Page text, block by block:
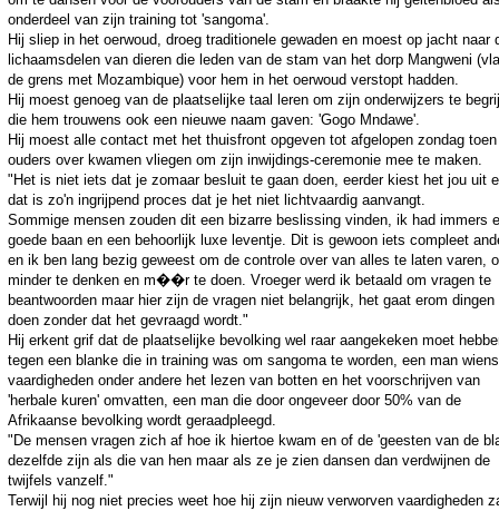
onderdeel van zijn training tot 'sangoma'.
Hij sliep in het oerwoud, droeg traditionele gewaden en moest op jacht naar
lichaamsdelen van dieren die leden van de stam van het dorp Mangweni
de grens met Mozambique) voor hem in het oerwoud verstopt hadden.
Hij moest genoeg van de plaatselijke taal leren om zijn onderwijzers te
die hem trouwens ook een nieuwe naam gaven: 'Gogo Mndawe'.
Hij moest alle contact met het thuisfront opgeven tot afgelopen zondag
ouders over kwamen vliegen om zijn inwijdings-ceremonie mee te maken.
"Het is niet iets dat je zomaar besluit te gaan doen, eerder kiest het jou uit
dat is zo'n ingrijpend proces dat je het niet lichtvaardig aanvangt.
Sommige mensen zouden dit een bizarre beslissing vinden, ik had immers
goede baan en een behoorlijk luxe leventje. Dit is gewoon iets compleet
en ik ben lang bezig geweest om de controle over van alles te laten varen,
minder te denken en m��r te doen. Vroeger werd ik betaald om vragen te
beantwoorden maar hier zijn de vragen niet belangrijk, het gaat erom dingen
doen zonder dat het gevraagd wordt."
Hij erkent grif dat de plaatselijke bevolking wel raar aangekeken moet
tegen een blanke die in training was om sangoma te worden, een man wiens
vaardigheden onder andere het lezen van botten en het voorschrijven van
'herbale kuren' omvatten, een man die door ongeveer door 50% van de
Afrikaanse bevolking wordt geraadpleegd.
"De mensen vragen zich af hoe ik hiertoe kwam en of de 'geesten van de
dezelfde zijn als die van hen maar als ze je zien dansen dan verdwijnen de
twijfels vanzelf."
Terwijl hij nog niet precies weet hoe hij zijn nieuw verworven vaardigheden